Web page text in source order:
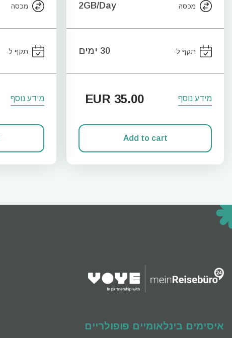
מכסה 2GB/Day
תקף ל- 30 ימים
מידע נוסף EUR 35.00
Add to cart
מכסה
תקף ל-
מידע נוסף
איסימים בינלאומיים פופולריים